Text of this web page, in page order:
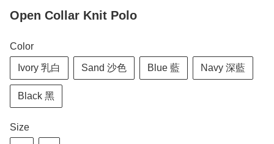
Open Collar Knit Polo
Color
Ivory 乳白 Sand 沙色 Blue 藍 Navy 深藍
Black 黑
Size